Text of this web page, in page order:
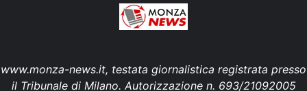
www.monza-news.it, testata giornalistica registrata presso
il Tribunale di Milano. Autorizzazione n. 693/21092005